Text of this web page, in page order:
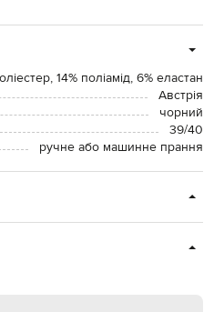
14% поліамід, 6% еластан
Австрія
чорний
39/40
ручне або машинне прання